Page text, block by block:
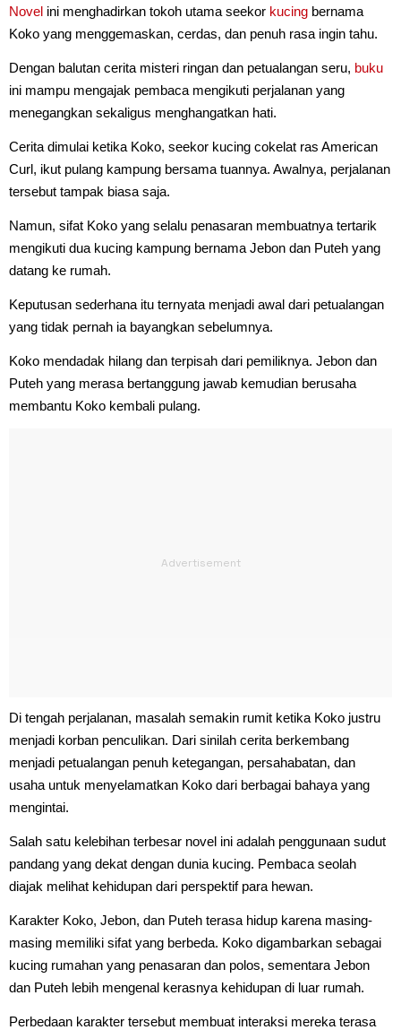
Novel ini menghadirkan tokoh utama seekor kucing bernama
Koko yang menggemaskan, cerdas, dan penuh rasa ingin tahu.
Dengan balutan cerita misteri ringan dan petualangan seru, buku
ini mampu mengajak pembaca mengikuti perjalanan yang
menegangkan sekaligus menghangatkan hati.
Cerita dimulai ketika Koko, seekor kucing cokelat ras American
Curl, ikut pulang kampung bersama tuannya. Awalnya, perjalanan
tersebut tampak biasa saja.
Namun, sifat Koko yang selalu penasaran membuatnya tertarik
mengikuti dua kucing kampung bernama Jebon dan Puteh yang
datang ke rumah.
Keputusan sederhana itu ternyata menjadi awal dari petualangan
yang tidak pernah ia bayangkan sebelumnya.
Koko mendadak hilang dan terpisah dari pemiliknya. Jebon dan
Puteh yang merasa bertanggung jawab kemudian berusaha
membantu Koko kembali pulang.
Di tengah perjalanan, masalah semakin rumit ketika Koko justru
menjadi korban penculikan. Dari sinilah cerita berkembang
menjadi petualangan penuh ketegangan, persahabatan, dan
usaha untuk menyelamatkan Koko dari berbagai bahaya yang
mengintai.
Salah satu kelebihan terbesar novel ini adalah penggunaan sudut
pandang yang dekat dengan dunia kucing. Pembaca seolah
diajak melihat kehidupan dari perspektif para hewan.
Karakter Koko, Jebon, dan Puteh terasa hidup karena masing-
masing memiliki sifat yang berbeda. Koko digambarkan sebagai
kucing rumahan yang penasaran dan polos, sementara Jebon
dan Puteh lebih mengenal kerasnya kehidupan di luar rumah.
Perbedaan karakter tersebut membuat interaksi mereka terasa